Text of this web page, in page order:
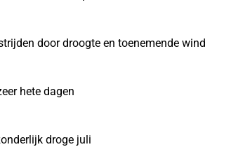
door droogte en toenemende wind
hete dagen
droge juli